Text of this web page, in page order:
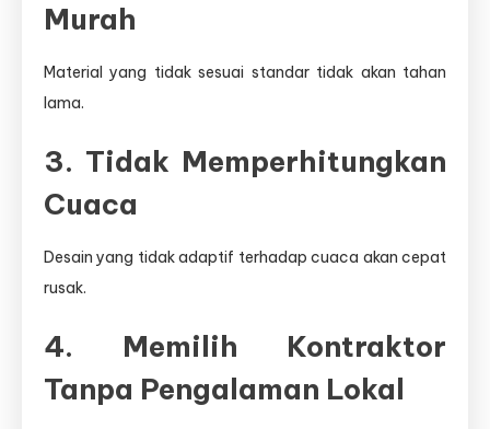
Murah
Material yang tidak sesuai standar tidak akan tahan
lama.
3. Tidak Memperhitungkan
Cuaca
Desain yang tidak adaptif terhadap cuaca akan cepat
rusak.
4. Memilih Kontraktor
Tanpa Pengalaman Lokal